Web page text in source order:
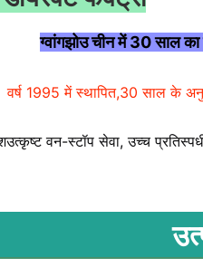
ग्वांगझोउ चीन में 30 साल का
वर्ष 1995 में स्थापित,30 साल के
उत्कृष्ट वन-स्टॉप सेवा, उच्च